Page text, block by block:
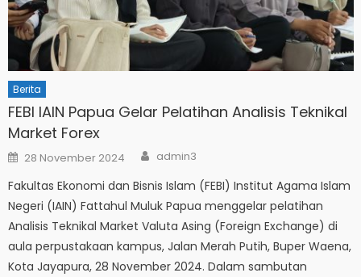
Berita
FEBI IAIN Papua Gelar Pelatihan Analisis Teknikal
Market Forex
Posted
on
28 November 2024 Author
admin3
Fakultas Ekonomi dan Bisnis Islam (FEBI) Institut Agama Islam
Negeri (IAIN) Fattahul Muluk Papua menggelar pelatihan
Analisis Teknikal Market Valuta Asing (Foreign Exchange) di
aula perpustakaan kampus, Jalan Merah Putih, Buper Waena,
Kota Jayapura, 28 November 2024. Dalam sambutan